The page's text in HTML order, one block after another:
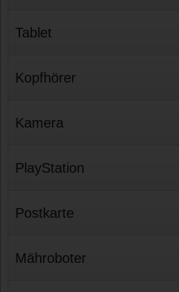
Tablet
Kopfhörer
Kamera
PlayStation
Postkarte
Mähroboter